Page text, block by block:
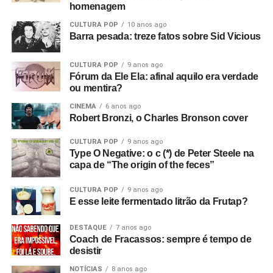
Mais tarde, apresentei-o ao Rob, que tinha um monte de
cópias do primeiro EP da banda que sobraram. Eles
estavam sem dinheiro, então venderam tudo para o dono
da loja de discos, e ele as colocou para tocar em Bowden
queria filmar a banda. Então, aluguei alguns andaimes e
equipamentos e fiz tudo.
Com que equipamento você filmou?Bom, tudo custou
setenta e duas libras, o que eu achei um absurdo!
a primeira câmera que tive. Usei um filme da Agfa que
lançaram na época, que tinha uma faixa de som, mas
vinha num cartucho silencioso e o som era adicionado
depois, no projetor. Então filmei sem som e gravei o áudio
num gravador de rolo. Era para sincronizar depois, mas
não funcionou! Filmei a vinte e quatro quadros por
homenagem
CULTURA POP 10 anos ago
Barra pesada: treze fatos sobre Sid Vicious
CULTURA POP 9 anos ago
Fórum da Ele Ela: afinal aquilo era verdade
ou mentira?
CINEMA 6 anos ago
Robert Bronzi, o Charles Bronson cover
CULTURA POP 9 anos ago
Type O Negative: o c (*) de Peter Steele na
capa de “The origin of the feces”
CULTURA POP 9 anos ago
E esse leite fermentado litrão da Frutap?
DESTAQUE 7 anos ago
Coach de Fracassos: sempre é tempo de
desistir
NOTÍCIAS 8 anos ago